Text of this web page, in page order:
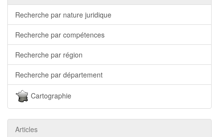
Recherche par nature juridique
Recherche par compétences
Recherche par région
Recherche par département
Cartographie
Articles